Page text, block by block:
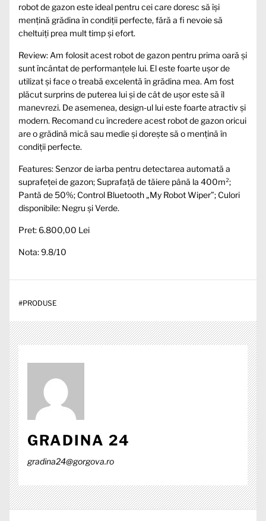
robot de gazon este ideal pentru cei care doresc să își
mențină grădina în condiții perfecte, fără a fi nevoie să
cheltuiți prea mult timp și efort.
Review: Am folosit acest robot de gazon pentru prima oară și
sunt încântat de performanțele lui. El este foarte ușor de
utilizat și face o treabă excelentă în grădina mea. Am fost
plăcut surprins de puterea lui și de cât de ușor este să îl
manevrezi. De asemenea, design-ul lui este foarte atractiv și
modern. Recomand cu încredere acest robot de gazon oricui
are o grădină mică sau medie și dorește să o mențină în
condiții perfecte.
Features: Senzor de iarba pentru detectarea automată a
suprafeței de gazon; Suprafață de tăiere până la 400m²;
Pantă de 50%; Control Bluetooth „My Robot Wiper”; Culori
disponibile: Negru și Verde.
Pret: 6.800,00 Lei
Nota: 9.8/10
#PRODUSE
GRADINA 24
gradina24@gorgova.ro